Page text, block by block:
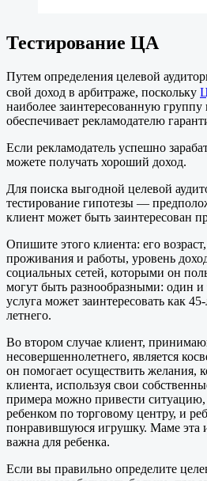
Тестирование ЦА
Путем определения целевой
свой доход в арбитраже, поскольку
наиболее заинтересованную группу
обеспечивает рекламодателю
Если рекламодатель успешно
можете получать хороший доход.
Для поиска выгодной целевой
тестирование гипотезы —
клиент может быть заинтересован
Опишите этого клиента: его
проживания и работы, уровень
социальных сетей, которыми он
могут быть разнообразными: один
услуга может заинтересовать как
летнего.
Во втором случае клиент,
несовершеннолетнего, является
он помогает осуществить желания,
клиента, используя свои
примера можно привести ситуацию,
ребенком по торговому центру, и
понравившуюся игрушку. Маме эта
важна для ребенка.
Если вы правильно определите